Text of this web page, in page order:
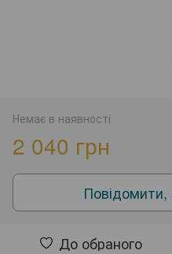
Немає в наявності
2 040 грн
Повідомити,
До обраного